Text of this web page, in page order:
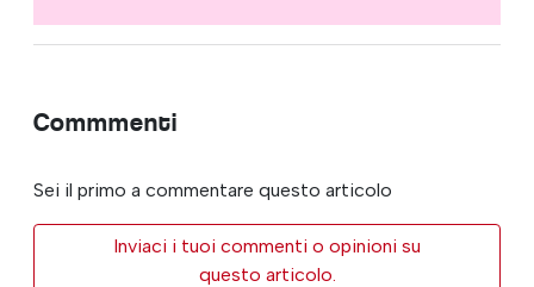
Commmenti
Sei il primo a commentare questo articolo
Inviaci i tuoi commenti o opinioni su
questo articolo.